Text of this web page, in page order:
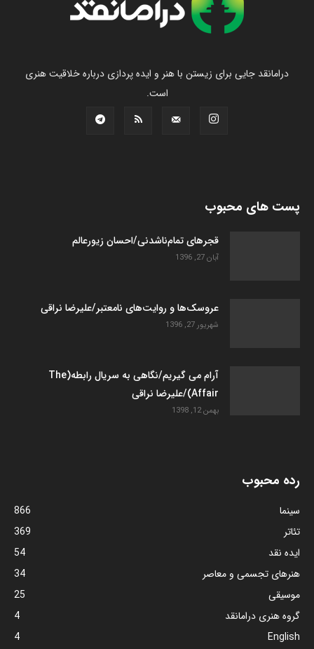
درامانقد جایی برای زیستن با هنر و ایده پردازی درباره خلاقیت هنری
است.
پست های محبوب
قجرهای تمام‌ناشدنی/احسان زیورعالم
آبان 27, 1396
عروسک­‌ها و روایت­‌های نامعتبر/علیرضا نراقی
شهریور 27, 1396
آرام می گیریم/نگاهی به سریال رابطه(The
Affair)/علیرضا نراقی
بهمن 12, 1398
رده محبوب
سینما
866
تئاتر
369
ایده نقد
54
هنرهای تجسمی و معاصر
34
موسیقی
25
گروه هنری درامانقد
4
English
4